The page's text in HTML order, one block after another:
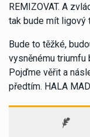
REMIZOVAT. A
tak bude mít ligový
Bude to těžké,
vysněnému triumfu
Pojďme věřit a
předtím. HALA